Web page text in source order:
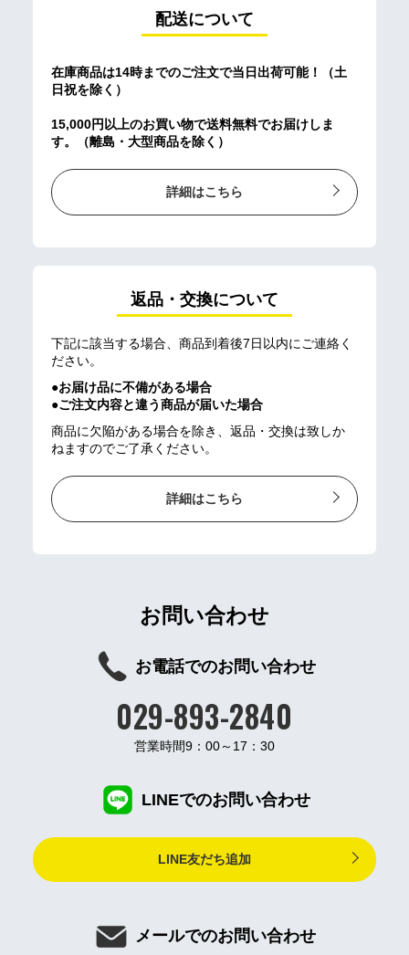
配送について
在庫商品は14時までのご注文で当日出荷可能！（土
日祝を除く）
15,000円以上のお買い物で送料無料でお届けしま
す。（離島・大型商品を除く）
詳細はこちら
返品・交換について
下記に該当する場合、商品到着後7日以内にご連絡く
ださい。
●お届け品に不備がある場合
●ご注文内容と違う商品が届いた場合
商品に欠陥がある場合を除き、返品・交換は致しか
ねますのでご了承ください。
詳細はこちら
お問い合わせ
お電話でのお問い合わせ
029-893-2840
営業時間9：00～17：30
LINEでのお問い合わせ
LINE友だち追加
メールでのお問い合わせ